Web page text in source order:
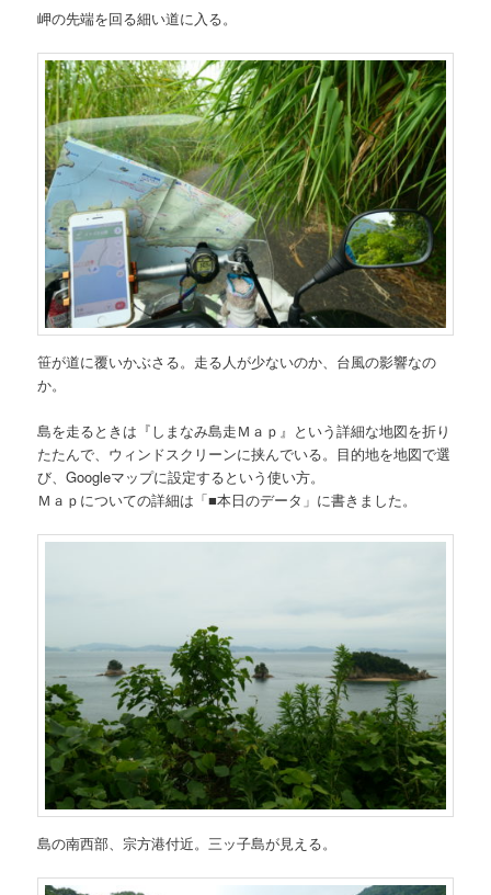
岬の先端を回る細い道に入る。
笹が道に覆いかぶさる。走る人が少ないのか、台風の影響なの
か。
島を走るときは『しまなみ島走Ｍａｐ』という詳細な地図を折り
たたんで、ウィンドスクリーンに挟んでいる。目的地を地図で選
び、Googleマップに設定するという使い方。
Ｍａｐについての詳細は「■本日のデータ」に書きました。
島の南西部、宗方港付近。三ッ子島が見える。